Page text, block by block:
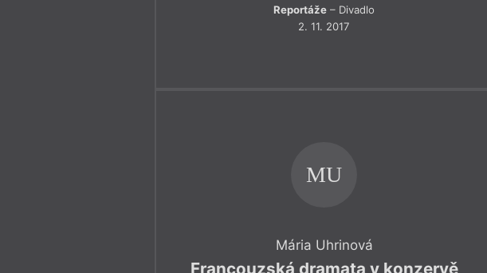
Reportáže – Divadlo
2. 11. 2017
MU
Mária Uhrinová
Francouzská dramata v konzervě